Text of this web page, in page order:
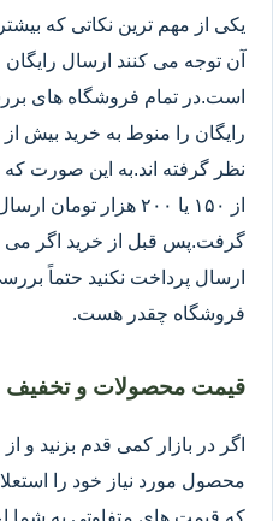
یکی از مهم ترین نکاتی که
آن توجه می کنند ارسال
است.در تمام فروشگاه های
رایگان را منوط به خرید بیش
نظر گرفته اند.به این صورت که
از ۱۵۰ یا ۲۰۰ هزار
گرفت.پس قبل از خرید اگر می
ارسال پرداخت نکنید حتماً
فروشگاه چقدر هست.
قیمت محصولات و تخفیف
اگر در بازار کمی قدم بزنید و
محصول مورد نیاز خود را
که قیمت های متفاوتی به شما